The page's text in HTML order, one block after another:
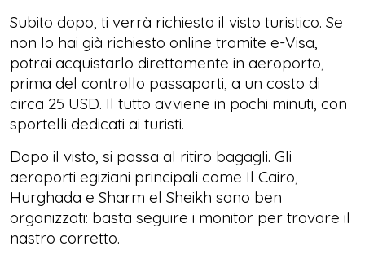
Subito dopo, ti verrà richiesto il visto turistico. Se
non lo hai già richiesto online tramite e-Visa,
potrai acquistarlo direttamente in aeroporto,
prima del controllo passaporti, a un costo di
circa 25 USD. Il tutto avviene in pochi minuti, con
sportelli dedicati ai turisti.
Dopo il visto, si passa al ritiro bagagli. Gli
aeroporti egiziani principali come Il Cairo,
Hurghada e Sharm el Sheikh sono ben
organizzati: basta seguire i monitor per trovare il
nastro corretto.